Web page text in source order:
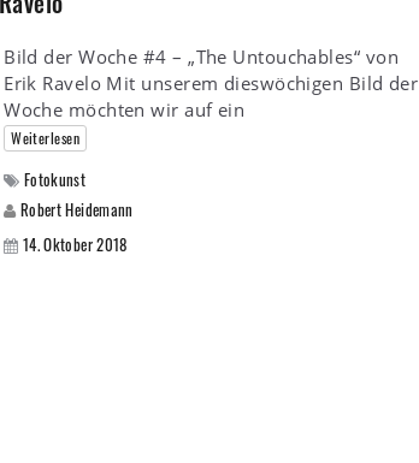
Bild der Woche #4 – „The Untouchables“ von
Erik Ravelo Mit unserem dieswöchigen Bild der
Woche möchten wir auf ein
Weiterlesen
Fotokunst
Robert Heidemann
14. Oktober 2018